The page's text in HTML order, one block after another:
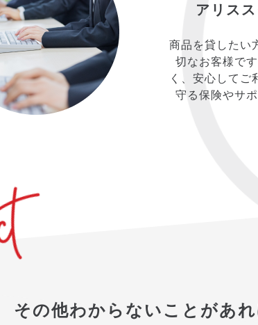
アリス
商品を貸したい
切なお客様で
く、安心してご
守る保険やサ
その他わからないことがあ